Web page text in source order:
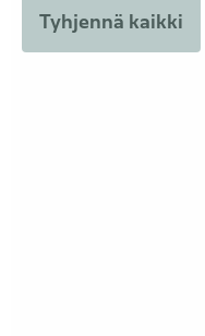
Tyhjennä kaikki